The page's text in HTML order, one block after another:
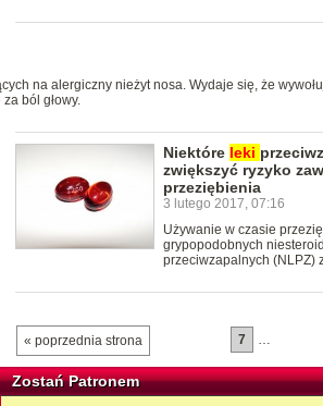
na alergiczny nieżyt nosa. Wydaje się, że
ból głowy.
Niektóre leki
zwiększyć ryzyko
przeziębienia
3 lutego 2017, 07:16
Używanie w czasie
grypopodobnych
przeciwzapalnych (NLPZ)
« poprzednia strona 7 …
Zostań Patronem